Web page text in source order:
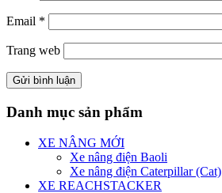
Email *
Trang web
Danh mục sản phẩm
XE NÂNG MỚI
Xe nâng điện Baoli
Xe nâng điện Caterpillar (Cat)
XE REACHSTACKER